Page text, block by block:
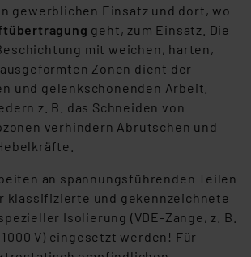
gewerblichen Einsatz und dort, wo
geht, zum Einsatz. Die
mit weichen, harten,
Zonen dient der
und gelenkschonenden Arbeit.
z. B. das Schneiden von
verhindern Abrutschen und
an spannungsführenden Teilen
klassifizierte und gekennzeichnete
Isolierung (VDE-Zange, z. B.
V) eingesetzt werden! Für